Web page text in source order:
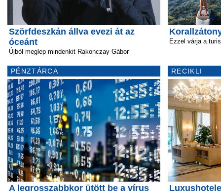
Szörfdeszkán állva evezi át az
óceánt
Újból meglep mindenkit Rakonczay Gábor
PÉNZTÁRCA
A legrosszabbkor ütött be a vírus
Ezzel várja a
RECIKLI